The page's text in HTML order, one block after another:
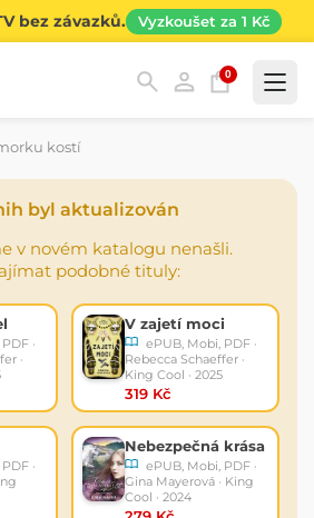
bez závazků. Vyzkoušet za 1 Kč
0
kostí
byl aktualizován
v novém katalogu nenašli.
podobné tituly:
·
·
V zajetí moci
ePUB, Mobi, PDF ·
Rebecca Schaeffer ·
King Cool · 2025
319 Kč
·
Nebezpečná krása
ePUB, Mobi, PDF ·
Gina Mayerová · King
Cool · 2024